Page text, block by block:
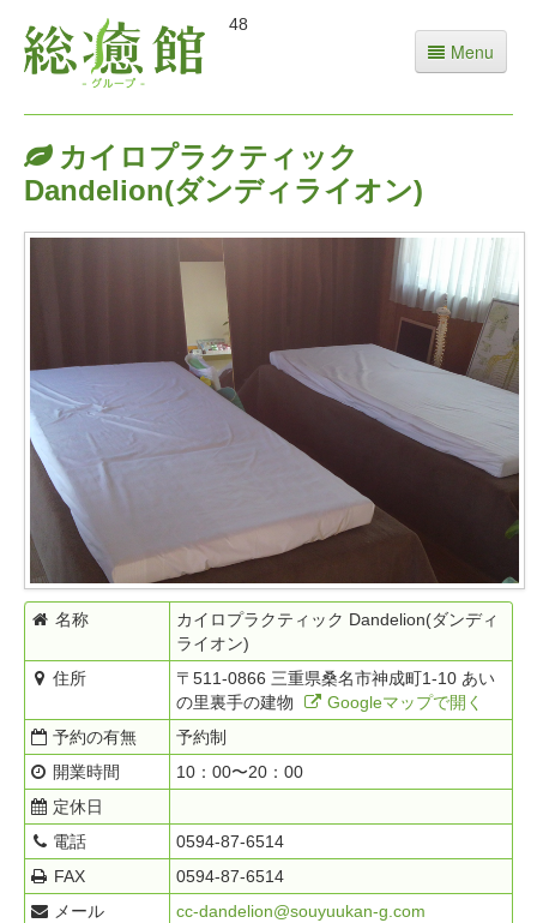
総合トップ
勉強生募集中
お問い合わせ
Menu
48
カイロプラクティック
Dandelion(ダンディライオン)
名称
カイロプラクティック Dandelion(ダンディ
ライオン)
住所
〒511-0866 三重県桑名市神成町1-10 あい
の里裏手の建物
Googleマップで開く
予約の有無
予約制
開業時間
10：00〜20：00
定休日
電話
0594-87-6514
FAX
0594-87-6514
メール
cc-dandelion@souyuukan-g.com